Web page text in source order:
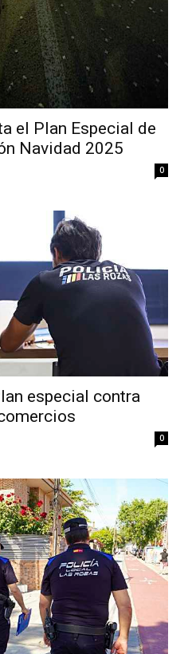
el Plan Especial de
Navidad 2025
0
especial contra
0